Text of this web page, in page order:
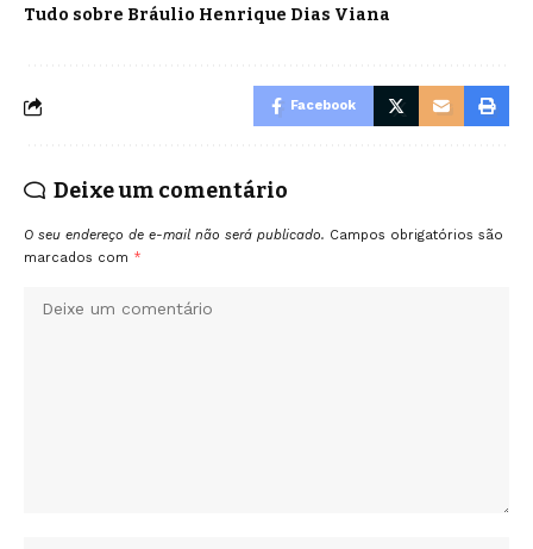
Tudo sobre Bráulio Henrique Dias Viana
Facebook
Deixe um comentário
O seu endereço de e-mail não será publicado. Campos obrigatórios são
marcados com *